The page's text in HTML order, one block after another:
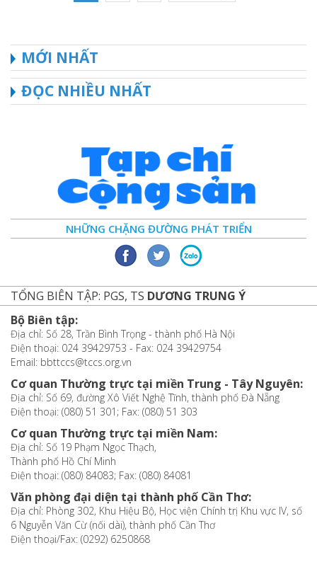
MỚI NHẤT
ĐỌC NHIỀU NHẤT
NHỮNG CHẶNG ĐƯỜNG PHÁT TRIỂN
TỔNG BIÊN TẬP: PGS, TS DƯƠNG TRUNG Ý
Bộ Biên tập:
Địa chỉ: Số 28, Trần Bình Trọng - thành phố Hà Nội
Điện thoại: 024 39429753 - Fax: 024 39429754
Email: bbttccs@tccs.org.vn
Cơ quan Thường trực tại miền Trung - Tây Nguyên:
Địa chỉ: Số 69, đường Xô Viết Nghệ Tĩnh, thành phố Đà Nẵng
Điện thoại: (080) 51 301; Fax: (080) 51 303
Cơ quan Thường trực tại miền Nam:
Địa chỉ: Số 19 Phạm Ngọc Thạch,
Thành phố Hồ Chí Minh
Điện thoại: (080) 84083; Fax: (080) 84081
Văn phòng đại diện tại thành phố Cần Thơ:
Địa chỉ: Phòng 302, Khu Hiệu Bộ, Học viện Chính trị Khu vực IV, số
6 Nguyễn Văn Cừ (nối dài), thành phố Cần Thơ
Điện thoại/Fax: (0292) 6250868